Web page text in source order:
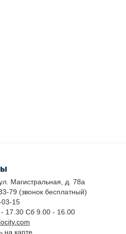
Магистральная, д. 78а
79 (звонок бесплатный)
15
17.30 Сб 9.00 - 16.00
на карте